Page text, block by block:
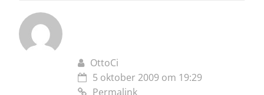
OttoCi
5 oktober 2009 om 19:29
Permalink